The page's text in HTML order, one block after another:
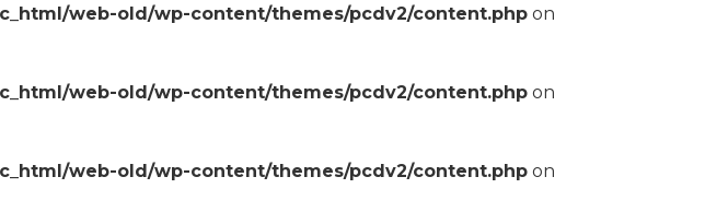
web-old/wp-content/themes/pcdv2/content.php on
web-old/wp-content/themes/pcdv2/content.php on
web-old/wp-content/themes/pcdv2/content.php on